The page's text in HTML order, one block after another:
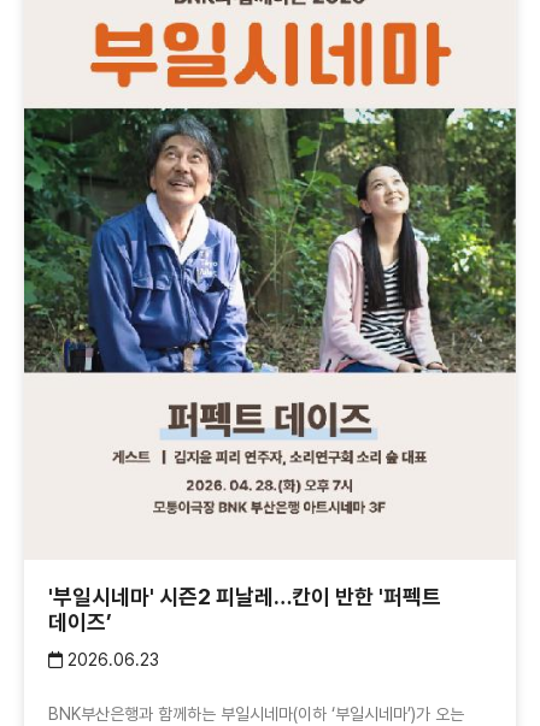
'부일시네마' 시즌2 피날레…칸이 반한 '퍼펙트
데이즈’
2026.06.23
BNK부산은행과 함께하는 부일시네마(이하 ‘부일시네마’)가 오는